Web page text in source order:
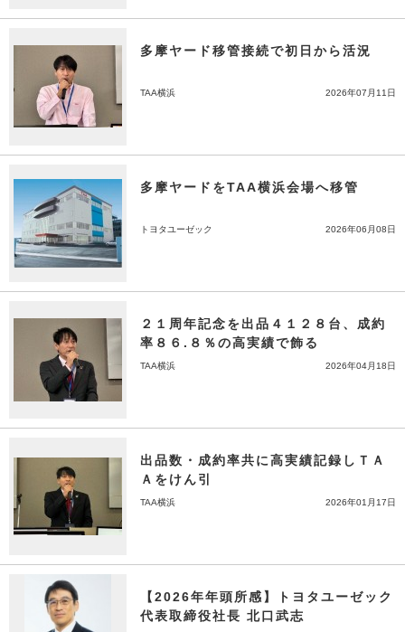
多摩ヤード移管接続で初日から活況
TAA横浜 2026年07月11日
多摩ヤードをTAA横浜会場へ移管
トヨタユーゼック 2026年06月08日
２１周年記念を出品４１２８台、成約
率８６.８％の高実績で飾る
TAA横浜 2026年04月18日
出品数・成約率共に高実績記録しＴＡ
Ａをけん引
TAA横浜 2026年01月17日
【2026年年頭所感】トヨタユーゼック
代表取締役社長 北口武志